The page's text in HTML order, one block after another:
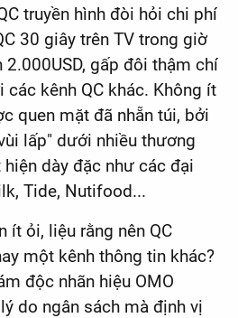
truyền hình đòi hỏi chi phí
30 giây trên TV trong giờ
gấp đôi thậm chí
các kênh QC khác. Không ít
quen mặt đã nhẵn túi, bởi
lấp" dưới nhiều thương
dày đặc như các đại
Tide, Nutifood...
ít ỏi, liệu rằng nên QC
một kênh thông tin khác?
độc nhãn hiệu OMO
do ngân sách mà định vị